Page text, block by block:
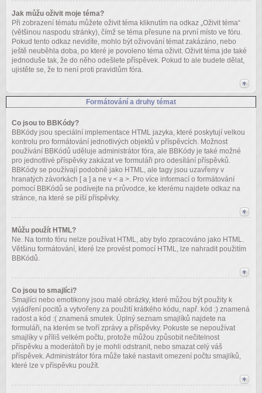
Jak můžu oživit moje téma?
Při zobrazení tématu můžete oživit téma kliknutím na odkaz „Oživit téma“
(většinou naspodu stránky), čímž se téma přesune na první místo ve fóru.
Pokud tento odkaz nevidíte, mohlo být oživování témat zakázáno, nebo
ještě neuběhla doba, po které je povoleno téma oživit. Oživit téma jde také
jednoduše tak, že do něho odešlete příspěvek. Pokud to ale budete dělat,
ujistěte se, že to není proti pravidlům fóra.
Formátování a druhy témat
Co jsou to BBKódy?
BBKódy jsou speciální implementace HTML jazyka, které poskytují velkou
kontrolu pro formátování jednotlivých objektů v příspěvcích. Možnost
používání BBKódů uděluje administrátor fóra, ale BBKódy je také možné
pro jednotlivé příspěvky zakázat ve formuláři pro odesílání příspěvků.
BBKódy se používají podobně jako HTML, ale tagy jsou uzavřeny v
hranatých závorkách [ a ] a ne v < a >. Pro více informací o formátování
pomocí BBKódů se podívejte na průvodce, ke kterému najdete odkaz na
stránce, na které se píší příspěvky.
Můžu použít HTML?
Ne. Na tomto fóru nelze používat HTML, aby bylo zpracováno jako HTML.
Většinu formátování, které lze provést pomocí HTML, lze nahradit použitím
BBKódů.
Co jsou to smajlíci?
Smajlíci nebo emotikony jsou malé obrázky, které můžou být použity k
vyjádření pocitů a vytvořeny za použití krátkého kódu, např. kód :) znamená
radost a kód :( znamená smutek. Úplný seznam smajlíků najdete na
formuláři, na kterém se tvoří zprávy a příspěvky. Pokuste se nepoužívat
smajlíky v příliš velkém počtu, protože můžou způsobit nečitelnost
příspěvku a moderátoři by je mohli odstranit, nebo smazat celý váš
příspěvek. Administrátor fóra může také nastavit omezení počtu smajlíků,
které lze v příspěvku použít.